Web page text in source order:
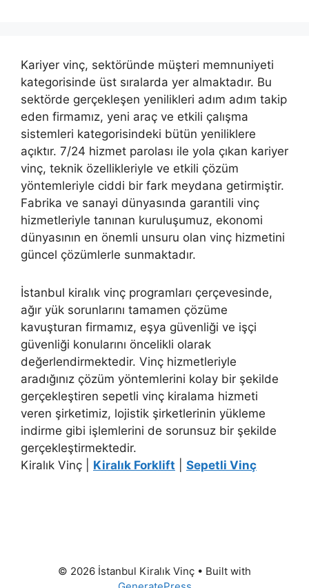
Kariyer vinç, sektöründe müşteri memnuniyeti
kategorisinde üst sıralarda yer almaktadır. Bu
sektörde gerçekleşen yenilikleri adım adım takip
eden firmamız, yeni araç ve etkili çalışma
sistemleri kategorisindeki bütün yeniliklere
açıktır. 7/24 hizmet parolası ile yola çıkan kariyer
vinç, teknik özellikleriyle ve etkili çözüm
yöntemleriyle ciddi bir fark meydana getirmiştir.
Fabrika ve sanayi dünyasında garantili vinç
hizmetleriyle tanınan kuruluşumuz, ekonomi
dünyasının en önemli unsuru olan vinç hizmetini
güncel çözümlerle sunmaktadır.
İstanbul kiralık vinç programları çerçevesinde,
ağır yük sorunlarını tamamen çözüme
kavuşturan firmamız, eşya güvenliği ve işçi
güvenliği konularını öncelikli olarak
değerlendirmektedir. Vinç hizmetleriyle
aradığınız çözüm yöntemlerini kolay bir şekilde
gerçekleştiren sepetli vinç kiralama hizmeti
veren şirketimiz, lojistik şirketlerinin yükleme
indirme gibi işlemlerini de sorunsuz bir şekilde
gerçekleştirmektedir.
Kiralık Vinç | Kiralık Forklift Sepetli Vinç
© 2026 İstanbul Kiralık Vinç • Built with